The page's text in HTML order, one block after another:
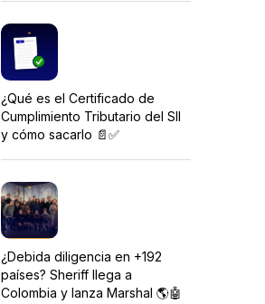
¿Qué es el Certificado de
Cumplimiento Tributario del SII
y cómo sacarlo 📄✅
¿Debida diligencia en +192
países? Sheriff llega a
Colombia y lanza Marshal 🌎🤖